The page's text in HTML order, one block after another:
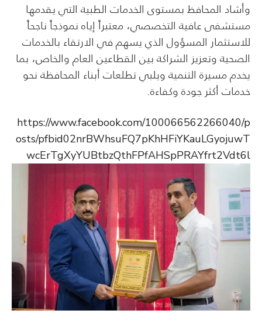
وأشاد المحافظ بمستوى الخدمات الطبية التي يقدمها
مستشفى عافية التخصصي، معتبراً إياه نموذجاً ناجحاً
للاستثمار المسؤول الذي يسهم في الارتقاء بالخدمات
الصحية وتعزيز الشراكة بين القطاعين العام والخاص، بما
يخدم مسيرة التنمية ويلبي تطلعات أبناء المحافظة نحو
خدمات أكثر جودة وكفاءة.
https://www.facebook.com/100066562266040/p
osts/pfbid02nrBWhsuFQ7pKhHFiYKauLGyojuwT
wcErTgXyYUBtbzQthFPfAHSpPRAYfrt2Vdt6l